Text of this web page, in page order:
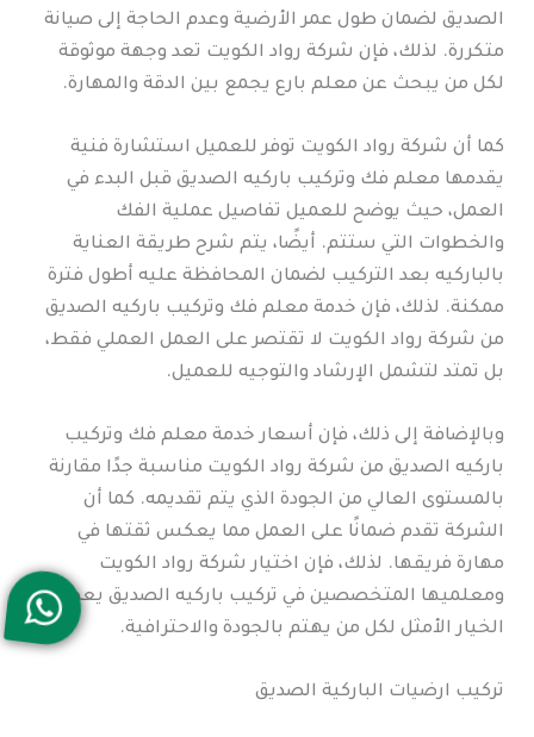
الصديق لضمان طول عمر الأرضية وعدم الحاجة إلى صيانة
متكررة. لذلك، فإن شركة رواد الكويت تعد وجهة موثوقة
لكل من يبحث عن معلم بارع يجمع بين الدقة والمهارة.
كما أن شركة رواد الكويت توفر للعميل استشارة فنية
يقدمها معلم فك وتركيب باركيه الصديق قبل البدء في
العمل، حيث يوضح للعميل تفاصيل عملية الفك
والخطوات التي ستتم. أيضًا، يتم شرح طريقة العناية
بالباركيه بعد التركيب لضمان المحافظة عليه أطول فترة
ممكنة. لذلك، فإن خدمة معلم فك وتركيب باركيه الصديق
من شركة رواد الكويت لا تقتصر على العمل العملي فقط،
بل تمتد لتشمل الإرشاد والتوجيه للعميل.
وبالإضافة إلى ذلك، فإن أسعار خدمة معلم فك وتركيب
باركيه الصديق من شركة رواد الكويت مناسبة جدًا مقارنة
بالمستوى العالي من الجودة الذي يتم تقديمه. كما أن
الشركة تقدم ضمانًا على العمل مما يعكس ثقتها في
مهارة فريقها. لذلك، فإن اختيار شركة رواد الكويت
ومعلميها المتخصصين في تركيب باركيه الصديق يعد
الخيار الأمثل لكل من يهتم بالجودة والاحترافية.
تركيب ارضيات الباركية الصديق